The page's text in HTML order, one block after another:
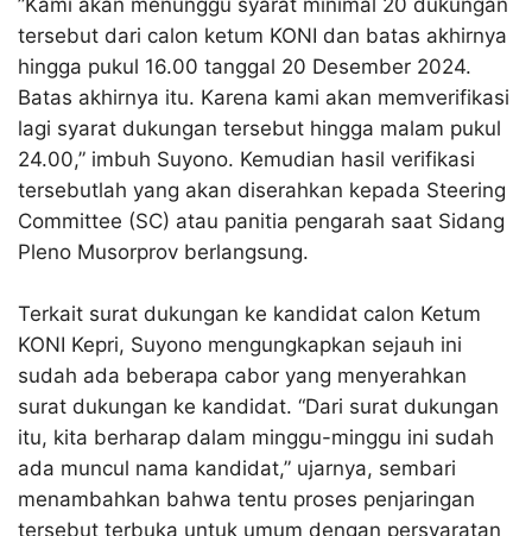
tersebut dari calon ketum KONI dan batas akhirnya
hingga pukul 16.00 tanggal 20 Desember 2024.
Batas akhirnya itu. Karena kami akan memverifikasi
lagi syarat dukungan tersebut hingga malam pukul
24.00,” imbuh Suyono. Kemudian hasil verifikasi
tersebutlah yang akan diserahkan kepada Steering
Committee (SC) atau panitia pengarah saat Sidang
Pleno Musorprov berlangsung.
Terkait surat dukungan ke kandidat calon Ketum
KONI Kepri, Suyono mengungkapkan sejauh ini
sudah ada beberapa cabor yang menyerahkan
surat dukungan ke kandidat. “Dari surat dukungan
itu, kita berharap dalam minggu-minggu ini sudah
ada muncul nama kandidat,” ujarnya, sembari
menambahkan bahwa tentu proses penjaringan
tersebut terbuka untuk umum dengan persyaratan